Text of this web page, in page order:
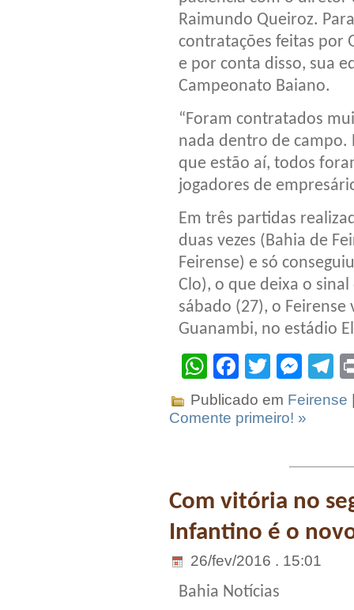
Raimundo Queiroz.
contratações feitas por
e por conta disso, sua
Campeonato Baiano.
“Foram contratados
nada dentro de campo.
que estão aí, todos
jogadores de
Em três partidas
duas vezes (Bahia de
Feirense) e só
Clo), o que deixa o
sábado (27), o
Guanambi, no estádio
WhatsApp
Facebook
Twitter
Publicado em Feirense
Comente primeiro! »
Com vitória no
Infantino é o
26/fev/2016 . 15:01
Bahia Notícias